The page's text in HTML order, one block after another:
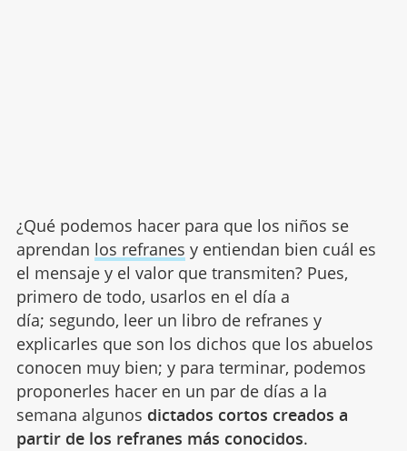
¿Qué podemos hacer para que los niños se
aprendan los refranes y entiendan bien cuál es
el mensaje y el valor que transmiten? Pues,
primero de todo, usarlos en el día a
día; segundo, leer un libro de refranes y
explicarles que son los dichos que los abuelos
conocen muy bien; y para terminar, podemos
proponerles hacer en un par de días a la
semana algunos dictados cortos creados a
partir de los refranes más conocidos.